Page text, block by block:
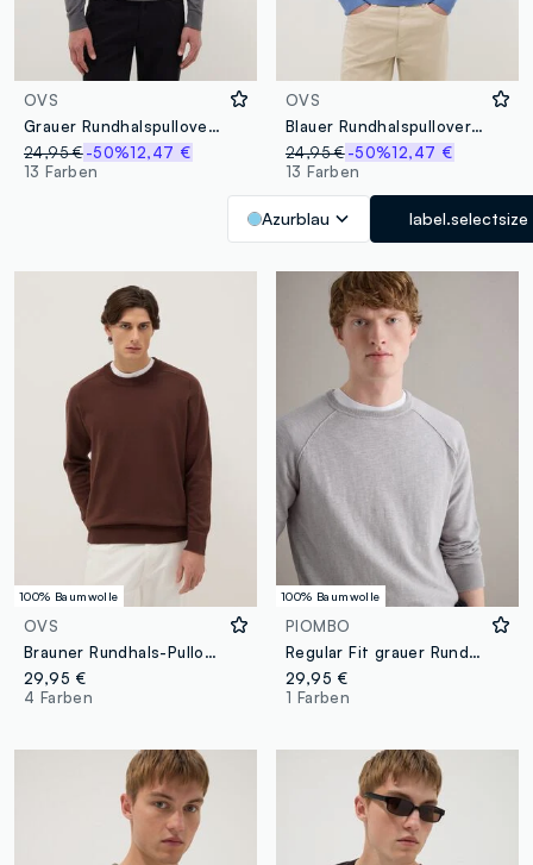
OVS
Grauer Rundhalspullover aus Baumwollmischung regular fit
24,95 €-50%12,47 €
13 Farben
OVS
Blauer Rundhalspullover in regulärer Passform aus Baumwollmischung
24,95 € -50%12,47 €
13 Farben
Azurblau label.selectsize
100% Baumwolle
OVS
Brauner Rundhals-Pullover aus reiner Baumwolle im Regular Fit
29,95 €
4 Farben
100% Baumwolle
PIOMBO
Regular Fit grauer Rundhalspullover aus reiner Baumwolle
29,95 €
1 Farben